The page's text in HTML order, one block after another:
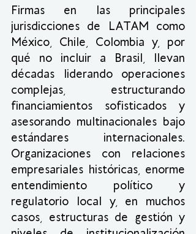
Firmas en las principales
jurisdicciones de LATAM como
México, Chile, Colombia y, por
qué no incluir a Brasil, llevan
décadas liderando operaciones
complejas, estructurando
financiamientos sofisticados y
asesorando multinacionales bajo
estándares internacionales.
Organizaciones con relaciones
empresariales históricas, enorme
entendimiento político y
regulatorio local y, en muchos
casos, estructuras de gestión y